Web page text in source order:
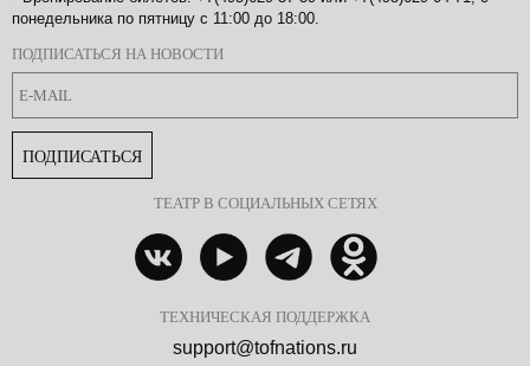
понедельника по пятницу с 11:00 до 18:00.
ПОДПИСАТЬСЯ НА НОВОСТИ
ПОДПИСАТЬСЯ
ТЕАТР В СОЦИАЛЬНЫХ СЕТЯХ
ТЕХНИЧЕСКАЯ ПОДДЕРЖКА
support@tofnations.ru